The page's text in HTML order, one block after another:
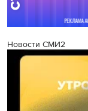
Новости СМИ2